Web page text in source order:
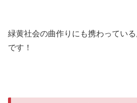
緑黄社会の曲作りにも携わってい
です！